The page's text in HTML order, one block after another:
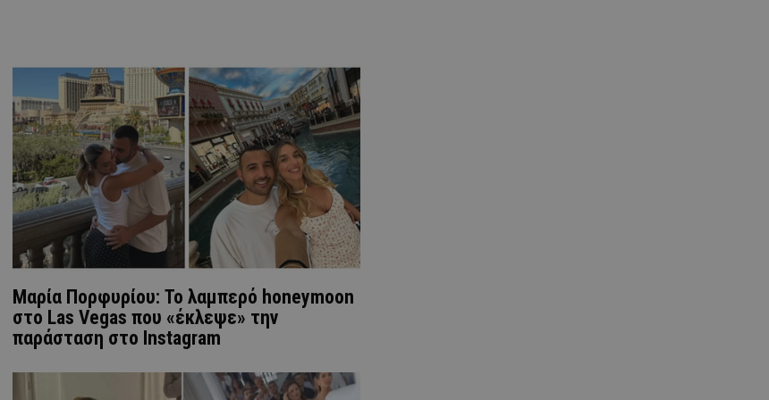
Μαρία Πορφυρίου: Το λαμπερό honeymoon
στο Las Vegas που «έκλεψε» την
παράσταση στο Instagram